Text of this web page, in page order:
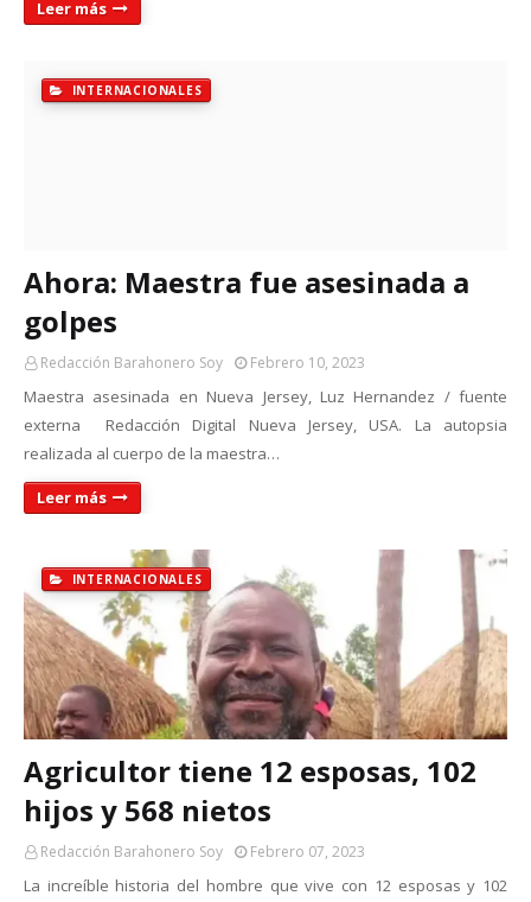
Leer más
INTERNACIONALES
Ahora: Maestra fue asesinada a
golpes
Redacción Barahonero Soy Febrero 10, 2023
Maestra asesinada en Nueva Jersey, Luz Hernandez / fuente
externa Redacción Digital Nueva Jersey, USA. La autopsia
realizada al cuerpo de la maestra…
Leer más
INTERNACIONALES
Agricultor tiene 12 esposas, 102
hijos y 568 nietos
Redacción Barahonero Soy Febrero 07, 2023
La increíble historia del hombre que vive con 12 esposas y 102